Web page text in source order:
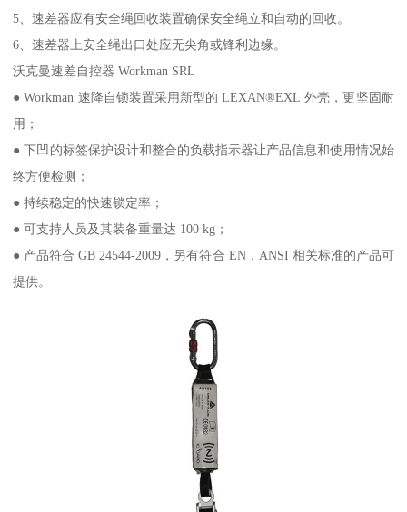
5、速差器应有安全绳回收装置确保安全绳立和自动的回收。
6、速差器上安全绳出口处应无尖角或锋利边缘。
沃克曼速差自控器 Workman SRL
● Workman 速降自锁装置采用新型的 LEXAN®EXL 外壳，更坚固耐
用；
● 下凹的标签保护设计和整合的负载指示器让产品信息和使用情况始
终方便检测；
● 持续稳定的快速锁定率；
● 可支持人员及其装备重量达 100 kg；
● 产品符合 GB 24544-2009，另有符合 EN，ANSI 相关标准的产品可
提供。